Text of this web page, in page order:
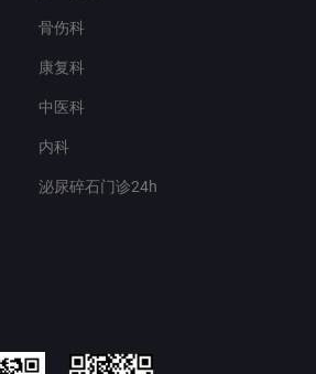
骨伤科
康复科
中医科
内科
泌尿碎石门诊24h